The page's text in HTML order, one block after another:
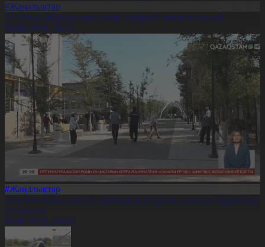
#Жаңалықтар
30 елдің дзюдошылары өзара тәжірибе алмасып жатыр
06.08.2026, 20:22
#Жаңалықтар
Алматы облысында 22 мыңнан аса тұрғын тазалық жұмысына
атсалысты
06.08.2026, 20:20